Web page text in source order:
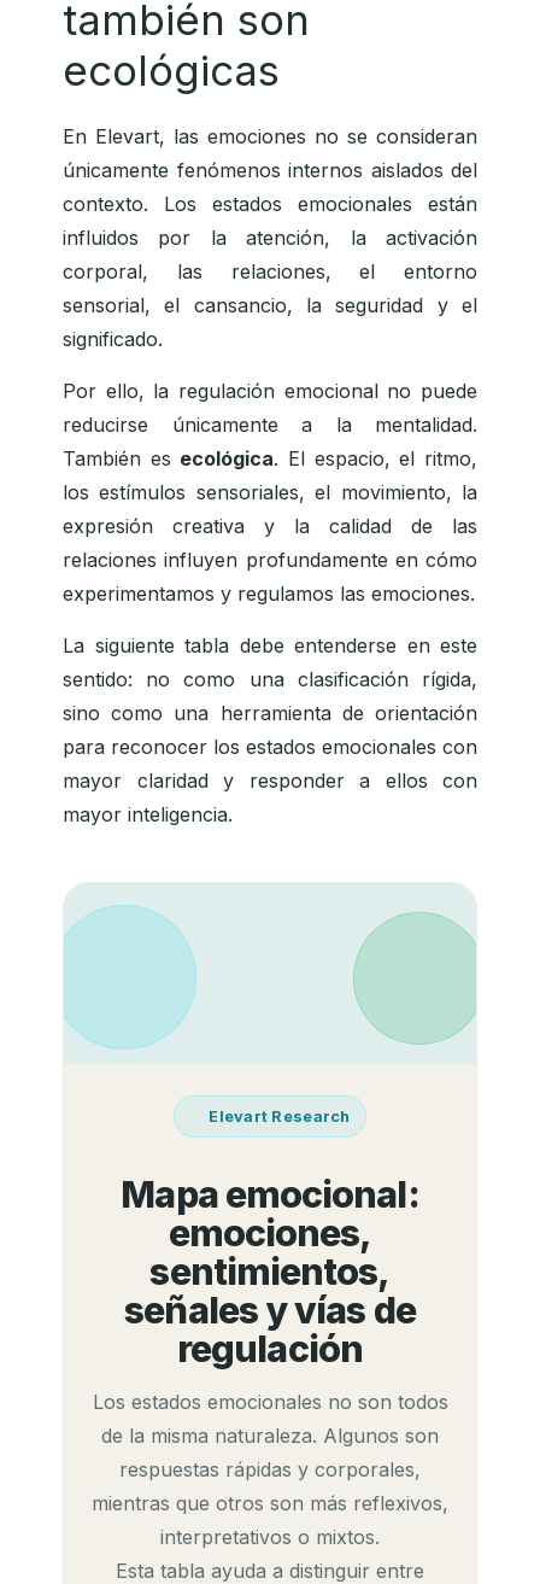
también son
ecológicas
En Elevart, las emociones no se consideran
únicamente fenómenos internos aislados del
contexto. Los estados emocionales están
influidos por la atención, la activación
corporal, las relaciones, el entorno
sensorial, el cansancio, la seguridad y el
significado.
Por ello, la regulación emocional no puede
reducirse únicamente a la mentalidad.
También es ecológica. El espacio, el ritmo,
los estímulos sensoriales, el movimiento, la
expresión creativa y la calidad de las
relaciones influyen profundamente en cómo
experimentamos y regulamos las emociones.
La siguiente tabla debe entenderse en este
sentido: no como una clasificación rígida,
sino como una herramienta de orientación
para reconocer los estados emocionales con
mayor claridad y responder a ellos con
mayor inteligencia.
Elevart Research
Mapa emocional:
emociones,
sentimientos,
señales y vías de
regulación
Los estados emocionales no son todos
de la misma naturaleza. Algunos son
respuestas rápidas y corporales,
mientras que otros son más reflexivos,
interpretativos o mixtos.
Esta tabla ayuda a distinguir entre